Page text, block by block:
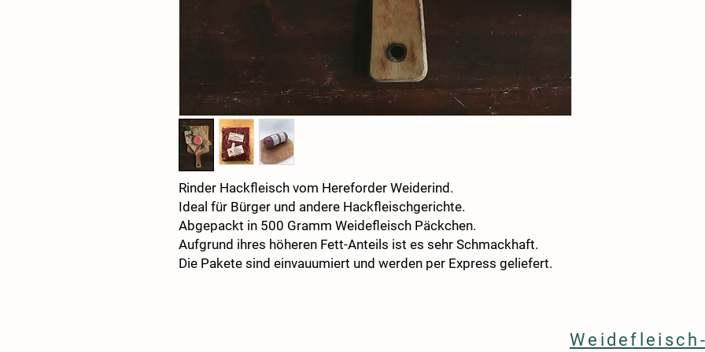
Rinder Hackfleisch vom Hereforder Weiderind.
Ideal für Bürger und andere Hackfleischgerichte.
Abgepackt in 500 Gramm Weidefleisch Päckchen.
Aufgrund ihres höheren Fett-Anteils ist es sehr Schmackhaft.
Die Pakete sind einvauumiert und werden per Express geliefert.